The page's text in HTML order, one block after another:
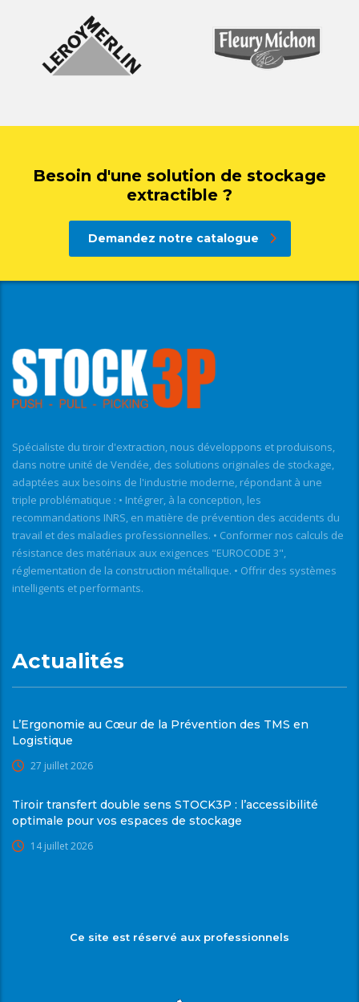
Besoin d'une solution de stockage
extractible ?
Demandez notre catalogue
Spécialiste du tiroir d'extraction, nous développons et produisons,
dans notre unité de Vendée, des solutions originales de stockage,
adaptées aux besoins de l'industrie moderne, répondant à une
triple problématique : • Intégrer, à la conception, les
recommandations INRS, en matière de prévention des accidents du
travail et des maladies professionnelles. • Conformer nos calculs de
résistance des matériaux aux exigences "EUROCODE 3",
réglementation de la construction métallique. • Offrir des systèmes
intelligents et performants.
Actualités
L’Ergonomie au Cœur de la Prévention des TMS en
Logistique
27 juillet 2026
Tiroir transfert double sens STOCK3P : l’accessibilité
optimale pour vos espaces de stockage
14 juillet 2026
Ce site est réservé aux professionnels